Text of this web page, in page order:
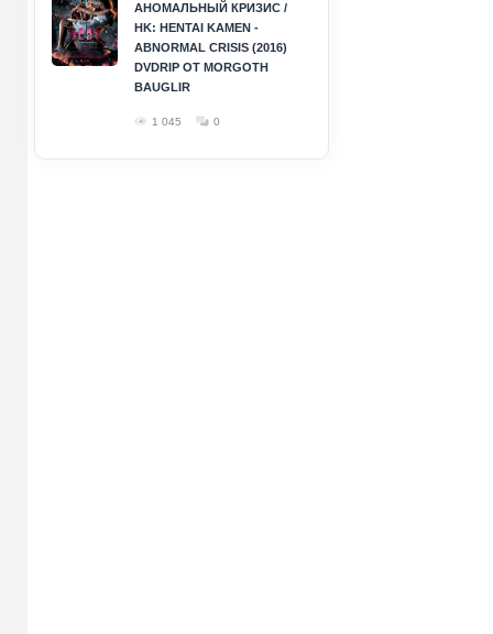
АНОМАЛЬНЫЙ КРИЗИС /
HK: HENTAI KAMEN -
ABNORMAL CRISIS (2016)
DVDRIP ОТ MORGOTH
BAUGLIR
1 045 0